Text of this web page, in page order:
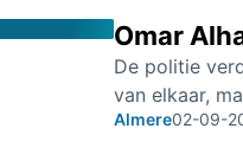
Omar
De politie
van elkaar,
Almere02-09-